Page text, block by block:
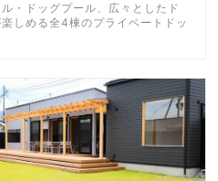
・ドッグプール、広々としたド
しめる全4棟のプライベートドッ